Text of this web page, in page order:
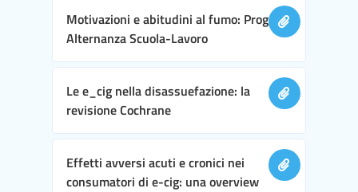
Motivazioni e abitudini al fumo: Progetto
Alternanza Scuola-Lavoro
Le e_cig nella disassuefazione: la
revisione Cochrane
Effetti avversi acuti e cronici nei
consumatori di e-cig: una overview